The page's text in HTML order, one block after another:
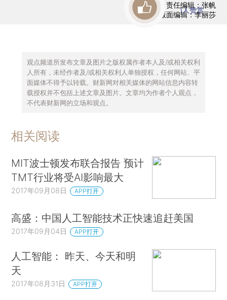
责任编辑：张帆
版面编辑：李丽莎
1人赞赏
观点频道所发布文章及图片之版权属作者本人及/或相关权利
人所有，未经作者及/或相关权利人单独授权，任何网站、平
面媒体不得予以转载。财新网对相关媒体的网站信息内容转
载授权并不包括上述文章及图片。文章均为作者个人观点，
不代表财新网的立场和观点。
相关阅读
MIT波士顿发布联合报告 预计
TMT行业将受AI影响最大
2017年09月08日 APP打开
高盛：中国人工智能技术正快速追赶美国
2017年09月04日 APP打开
人工智能： 昨天、今天和明
天
2017年08月31日 APP打开